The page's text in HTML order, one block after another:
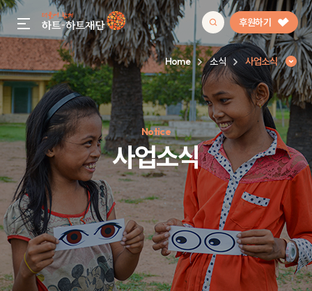
gnb menu open 후원하기
인기 키워드
#정기후원#하트플레이스#캠페인#팬덤후원
Home 소식 사업소식
Notice
사업소식
사업소식